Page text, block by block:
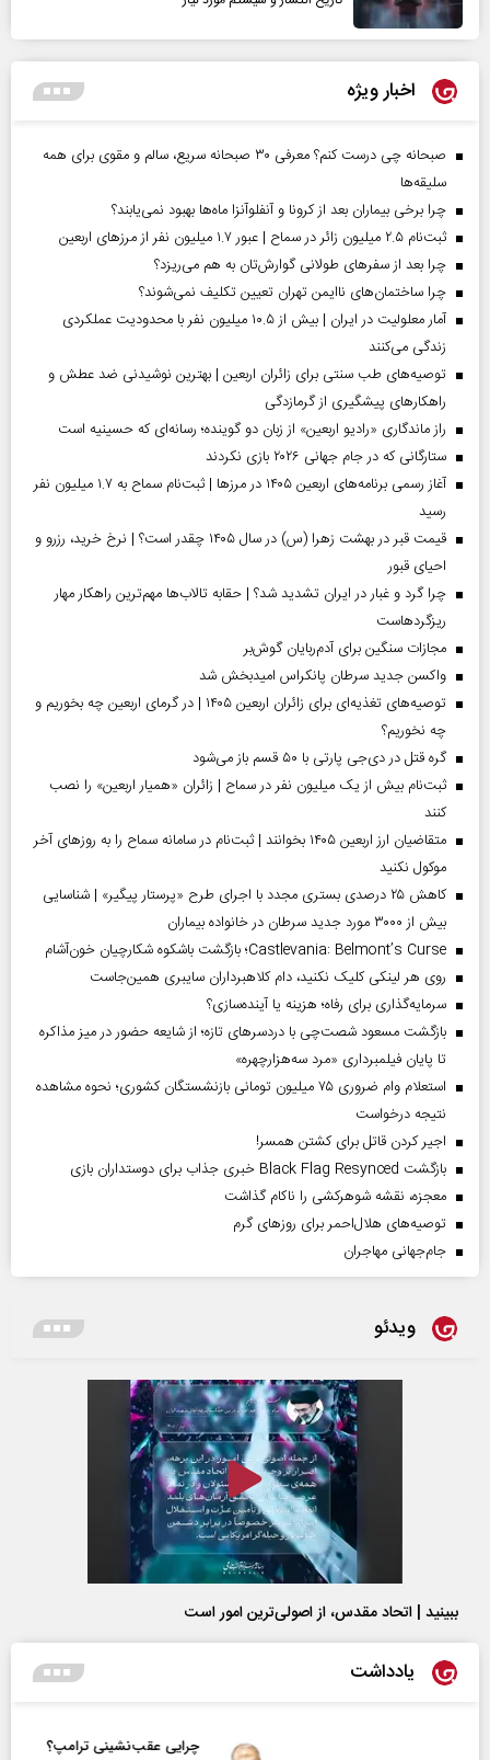
اخبار ویژه
صبحانه چی درست کنم؟ معرفی ۳۰ صبحانه سریع، سالم و مقوی برای همه
سلیقه‌ها
چرا برخی بیماران بعد از کرونا و آنفلوآنزا ماه‌ها بهبود نمی‌یابند؟
ثبت‌نام ۲.۵ میلیون زائر در سماح | عبور ۱.۷ میلیون نفر از مرز‌های اربعین
چرا بعد از سفرهای طولانی گوارش‌تان به هم می‌ریزد؟
چرا ساختمان‌های ناایمن تهران تعیین تکلیف نمی‌شوند؟
آمار معلولیت در ایران | بیش از ۱۰.۵ میلیون نفر با محدودیت عملکردی
زندگی می‌کنند
توصیه‌های طب سنتی برای زائران اربعین | بهترین نوشیدنی ضد عطش و
راهکارهای پیشگیری از گرمازدگی
راز ماندگاری «رادیو اربعین» از زبان دو گوینده؛ رسانه‌ای که حسینیه است
ستارگانی که در جام جهانی ۲۰۲۶ بازی نکردند
آغاز رسمی برنامه‌های اربعین ۱۴۰۵ در مرز‌ها | ثبت‌نام سماح به ۱.۷ میلیون نفر
رسید
قیمت قبر در بهشت زهرا (س) در سال ۱۴۰۵ چقدر است؟ | نرخ خرید، رزرو و
احیای قبور
چرا گرد و غبار در ایران تشدید شد؟ | حقابه تالاب‌ها مهم‌ترین راهکار مهار
ریزگردهاست
مجازات سنگین برای آدم‌ربایان گوش‌بر
واکسن جدید سرطان پانکراس امیدبخش شد
توصیه‌های تغذیه‌ای برای زائران اربعین ۱۴۰۵ | در گرمای اربعین چه بخوریم و
چه نخوریم؟
گره قتل در دی‌جی پارتی با ۵۰ قسم باز می‌شود
ثبت‌نام بیش از یک میلیون نفر در سماح | زائران «همیار اربعین» را نصب
کنند
متقاضیان ارز اربعین ۱۴۰۵ بخوانند | ثبت‌نام در سامانه سماح را به روز‌های آخر
موکول نکنید
کاهش ۲۵ درصدی بستری مجدد با اجرای طرح «پرستار پیگیر» | شناسایی
بیش از ۳۰۰۰ مورد جدید سرطان در خانواده بیماران
Castlevania: Belmont’s Curse؛ بازگشت باشکوه شکارچیان خون‌آشام
روی هر لینکی کلیک نکنید، دام کلاهبرداران سایبری همین‌جاست
سرمایه‌گذاری برای رفاه؛ هزینه یا آینده‌سازی؟
بازگشت مسعود شصت‌چی با دردسر‌های تازه؛ از شایعه حضور در میز مذاکره
تا پایان فیلمبرداری «مرد سه‌هزارچهره»
استعلام وام ضروری ۷۵ میلیون تومانی بازنشستگان کشوری؛ نحوه مشاهده
نتیجه درخواست
اجیر کردن قاتل برای کشتن همسر!
بازگشت Black Flag Resynced خبری جذاب برای دوستداران بازی
معجزه، نقشه شوهرکشی را ناکام گذاشت
توصیه‌های هلال‌احمر برای روز‌های گرم
جام‌جهانی مهاجران
ویدئو
ببینید | اتحاد مقدس، از اصولی‌ترین امور است
یادداشت
چرایی عقب‌نشینی ترامپ؟